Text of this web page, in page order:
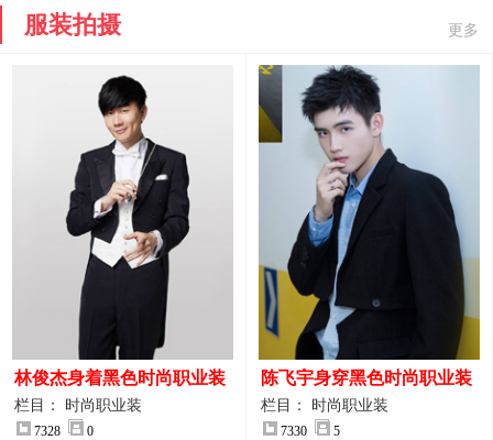
服装拍摄 更多
林俊杰身着黑色时尚职业装
制服图片
栏目： 时尚职业装
7328 0
陈飞宇身穿黑色时尚职业装
图片
栏目： 时尚职业装
7330 5